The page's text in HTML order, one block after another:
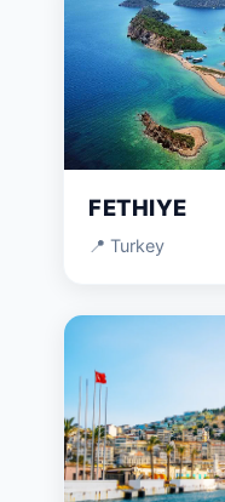
FETHIYE
📍 Turkey